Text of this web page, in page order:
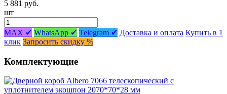
5 881 руб.
шт
MAX ✔ WhatsApp ✔ Telegram ✔ Доставка и оплата Купить в 1
клик Запросить скидку %
Комплектующие